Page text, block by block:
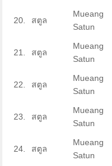
20. สตูล
Mueang
Satun
21. สตูล
Mueang
Satun
22. สตูล
Mueang
Satun
23. สตูล
Mueang
Satun
24. สตูล
Mueang
Satun